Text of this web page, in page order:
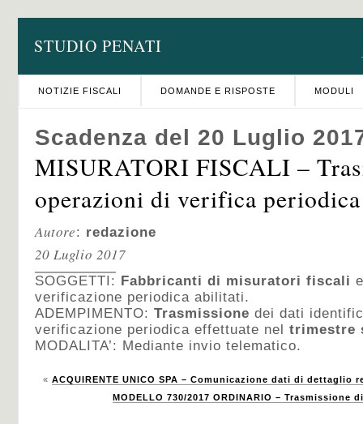
STUDIO PENATI
NOTIZIE FISCALI DOMANDE E RISPOSTE MODULI
Scadenza del 20 Luglio
MISURATORI FISCALI –
operazioni di verifica periodica
Autore: redazione
20 Luglio 2017
SOGGETTI: Fabbricanti di misuratori fiscali
verificazione periodica abilitati.
ADEMPIMENTO: Trasmissione dei dati
verificazione periodica effettuate nel trimestre
MODALITA’: Mediante invio telematico.
« ACQUIRENTE UNICO SPA – Comunicazione dati di dettaglio
MODELLO 730/2017 ORDINARIO –